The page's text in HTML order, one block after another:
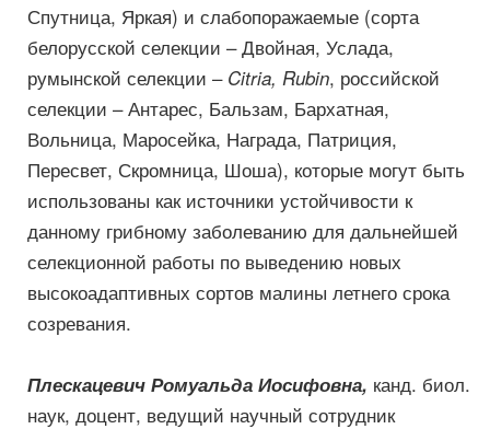
Спутница, Яркая) и слабопоражаемые (сорта
белорусской селекции – Двойная, Услада,
румынской селекции –Citria, Rubin, российской
селекции – Антарес, Бальзам, Бархатная,
Вольница, Маросейка, Награда, Патриция,
Пересвет, Скромница, Шоша), которые могут быть
использованы как источники устойчивости к
данному грибному заболеванию для дальнейшей
селекционной работы по выведению новых
высокоадаптивных сортов малины летнего срока
созревания.
Плескацевич Ромуальда Иосифовна, канд. биол.
наук, доцент, ведущий научный сотрудник